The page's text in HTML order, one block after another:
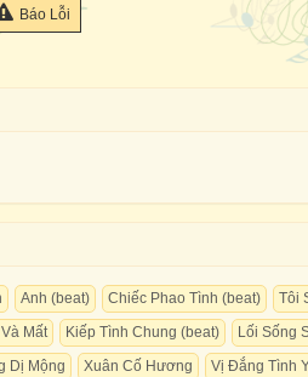
Báo Lỗi
Anh (beat) Chiếc Phao Tình (beat)
Tôi
Mất Kiếp Tình Chung (beat)
Lối Sống
Dị Mộng Xuân Cố Hương Vị Đắng Tình